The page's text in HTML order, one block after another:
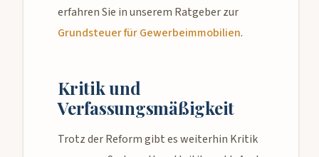
erfahren Sie in unserem Ratgeber zur
Grundsteuer für Gewerbeimmobilien.
Kritik und
Verfassungsmäßigkeit
Trotz der Reform gibt es weiterhin Kritik